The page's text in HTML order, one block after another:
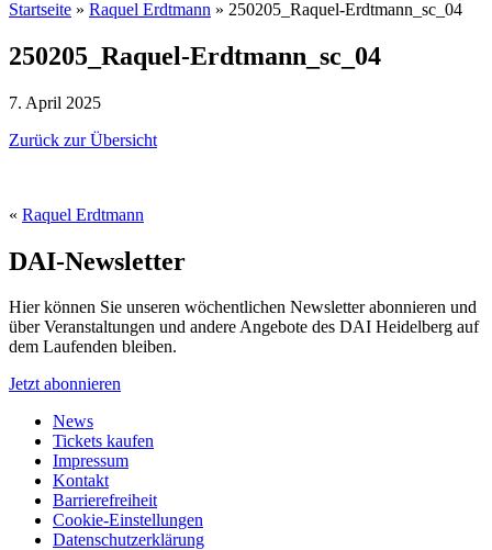
Startseite » Raquel Erdtmann » 250205_Raquel-Erdtmann_sc_04
250205_Raquel-Erdtmann_sc_04
7. April 2025
Zurück zur Übersicht
« Raquel Erdtmann
DAI-Newsletter
Hier können Sie unseren wöchentlichen Newsletter abonnieren und
über Veranstaltungen und andere Angebote des DAI Heidelberg auf
dem Laufenden bleiben.
Jetzt abonnieren
News
Tickets kaufen
Impressum
Kontakt
Barrierefreiheit
Cookie-Einstellungen
Datenschutzerklärung